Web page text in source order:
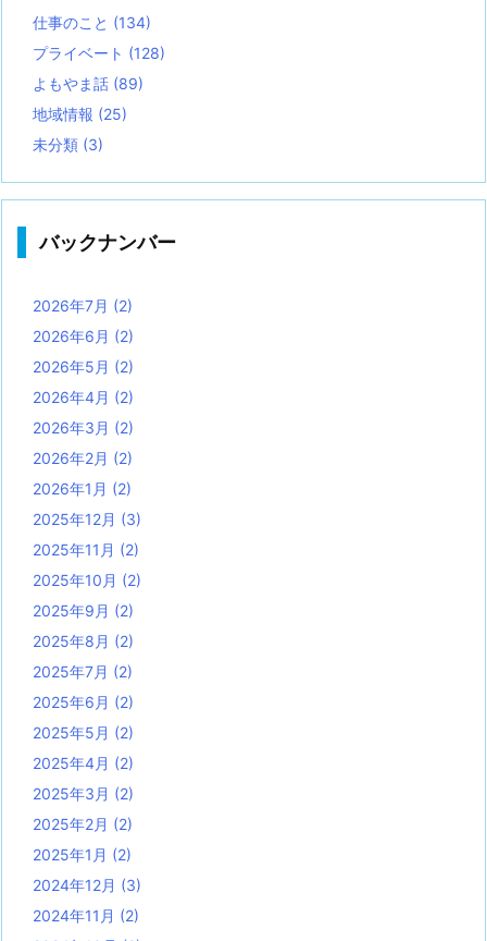
仕事のこと (134)
プライベート (128)
よもやま話 (89)
地域情報 (25)
未分類 (3)
バックナンバー
2026年7月 (2)
2026年6月 (2)
2026年5月 (2)
2026年4月 (2)
2026年3月 (2)
2026年2月 (2)
2026年1月 (2)
2025年12月 (3)
2025年11月 (2)
2025年10月 (2)
2025年9月 (2)
2025年8月 (2)
2025年7月 (2)
2025年6月 (2)
2025年5月 (2)
2025年4月 (2)
2025年3月 (2)
2025年2月 (2)
2025年1月 (2)
2024年12月 (3)
2024年11月 (2)